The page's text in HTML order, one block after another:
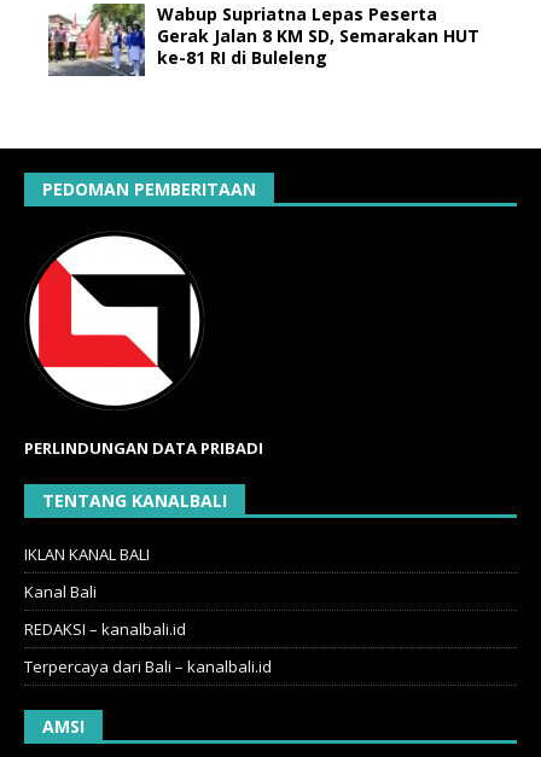
Wabup Supriatna Lepas Peserta
Gerak Jalan 8 KM SD, Semarakan HUT
ke-81 RI di Buleleng
PEDOMAN PEMBERITAAN
PERLINDUNGAN DATA PRIBADI
TENTANG KANALBALI
IKLAN KANAL BALI
Kanal Bali
REDAKSI – kanalbali.id
Terpercaya dari Bali – kanalbali.id
AMSI